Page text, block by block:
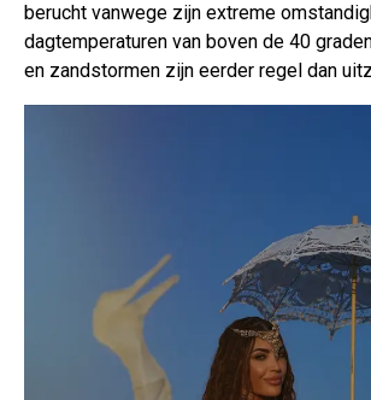
berucht vanwege zijn extreme
dagtemperaturen van boven de 40
en zandstormen zijn eerder regel dan